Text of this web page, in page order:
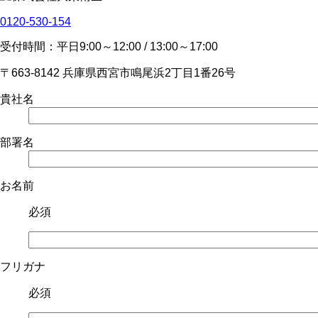
0120-530-154
受付時間：平日9:00～12:00 / 13:00～17:00
〒663-8142 兵庫県西宮市鳴尾浜2丁目1番26号
貴社名
部署名
お名前
必須
フリガナ
必須